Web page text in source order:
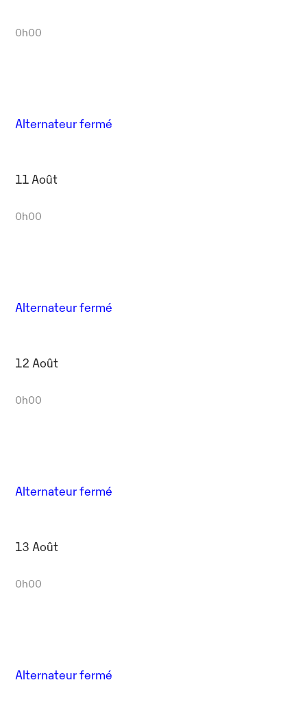
0h00
Alternateur fermé
11 Août
0h00
Alternateur fermé
12 Août
0h00
Alternateur fermé
13 Août
0h00
Alternateur fermé